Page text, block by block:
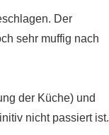
Der
sehr muffig nach
der Küche) und
nicht passiert ist.